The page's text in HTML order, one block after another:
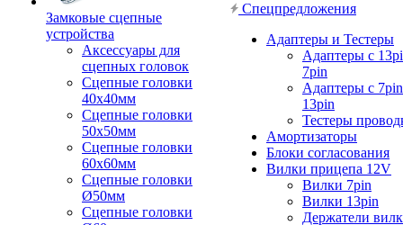
Замковые сцепные
устройства
Аксессуары для
сцепных головок
Сцепные головки
40x40мм
Сцепные головки
50x50мм
Сцепные головки
60x60мм
Сцепные головки
Ø50мм
Сцепные головки
Спецпредложения
Адаптеры и Тестеры
Адаптеры с
7pin
Адаптеры с
13pin
Тестеры
Амортизаторы
Блоки согласования
Вилки прицепа 12V
Вилки 7pin
Вилки 13pin
Держатели